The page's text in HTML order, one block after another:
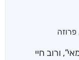
פרוזה
ורוב חיי